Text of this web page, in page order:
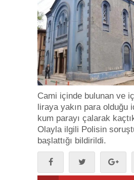
Cami içinde bulunan ve
liraya yakın para olduğu
kum parayı çalarak
Olayla ilgili Polisin
başlattığı bildirildi.